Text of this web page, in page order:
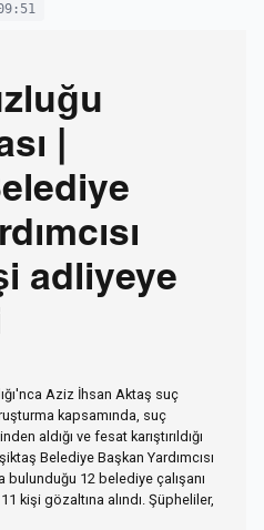
|
adliyeye
Aziz İhsan Aktaş suç
kapsamında, suç
aldığı ve fesat karıştırıldığı
Belediye Başkan Yardımcısı
bulunduğu 12 belediye çalışanı
kişi gözaltına alındı. Şüpheliler,